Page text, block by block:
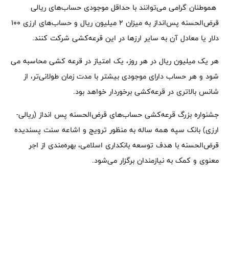
هموطنان گرامی می‌توانند با حداقل موجودی حساب‌های ریالی
قرض‌الحسنه پس‌انداز به میزان 2 میلیون ریال و حساب‌های ارزی 100
دلار یا معادل آن به سایر ارزها در این قرعه‌کشی شرکت کنند.
هر یک میلیون ریال در هر روز، یک امتیاز در قرعه کشی محاسبه می
شود و هر حساب دارای موجودی بیشتر با مدت زمان طولانی‌تر، از
شانس بالاتری در قرعه‌کشی برخوردار خواهد بود.
جشنواره بزرگ قرعه‌کشی حساب‌های قرض‌الحسنه پس انداز (ریالی-
ارزی) بانک سپه همه ساله به منظور ترویج و اشاعه سنت پسندیده
قرض‌الحسنه با هدف توسعه بانکداری اسلامی، بهره‌مندی از اجر
معنوی و کمک به نیازمندان برگزار می‌شود.